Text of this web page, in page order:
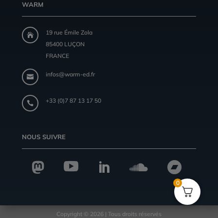
WARM

19 rue Émile Zola
85400 LUÇON
FRANCE
 infos@warm-ed.fr
 +33 (0)7 87 13 17 50
NOUS SUIVRE
    
Copyright © 2026 | Tous droits réservés
0